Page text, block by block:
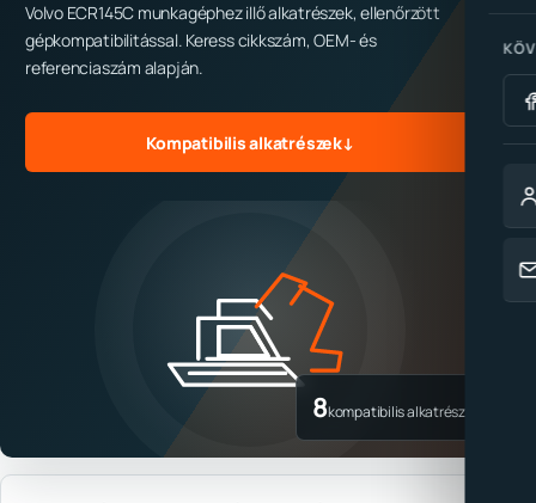
Volvo ECR145C munkagéphez illő alkatrészek, ellenőrzött
gépkompatibilitással. Keress cikkszám, OEM- és
referenciaszám alapján.
Kompatibilis alkatrészek↓
8kompatibilis alkatrész